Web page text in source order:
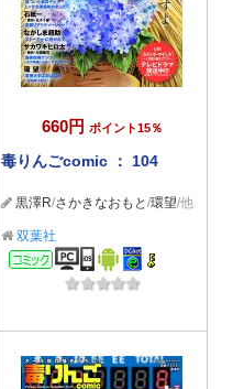
660円 ポイント15％
毒りんごcomic ： 104
黒澤R/さかきなおもと /環望/他
双葉社
コミック